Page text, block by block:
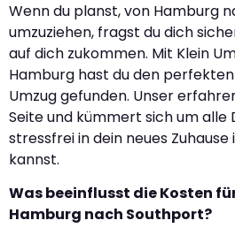
Wenn du planst, von Hamburg
umzuziehen, fragst du dich
auf dich zukommen. Mit Klein
Hamburg hast du den
Umzug gefunden. Unser
Seite und kümmert sich um alle
stressfrei in dein neues
kannst.
Was beeinflusst die Kosten
Hamburg nach Southport?